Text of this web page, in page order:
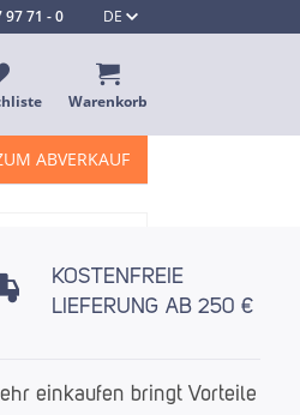
DE
97 71 - 0
Warenkorb
ABVERKAUF
KOSTENFREIE
LIEFERUNG AB 250 €
einkaufen bringt Vorteile